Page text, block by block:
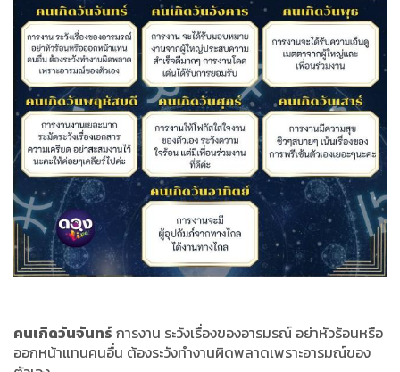
คนเกิดวันจันทร์การงาน ระวังเรื่องของอารมรณ์ อย่าหัวร้อนหรือ
ออกหน้าแทนคนอื่น ต้องระวังทำงานผิดพลาดเพราะอารมณ์ของ